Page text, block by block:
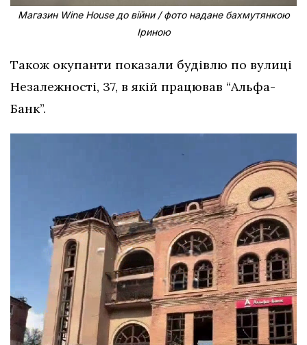
Магазин Wine House до війни / фото надане бахмутянкою
Іриною
Також окупанти показали будівлю по вулиці
Незалежності, 37, в якій працював “Альфа-
Банк”.